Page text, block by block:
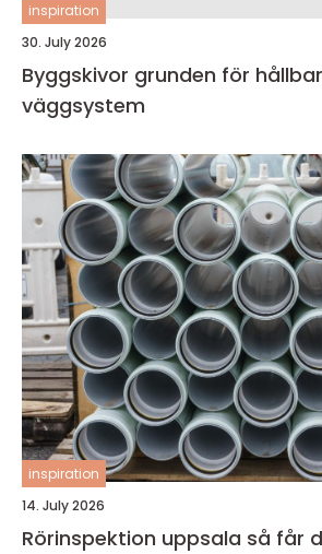
inspiration
30. July 2026
Byggskivor grunden för hållbara och smarta
väggsystem
inspiration
14. July 2026
Rörinspektion uppsala så får du koll på rören